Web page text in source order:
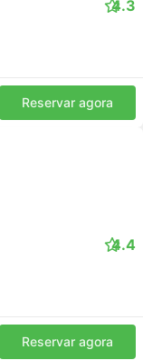
4.3
Reservar agora
4.4
Reservar agora